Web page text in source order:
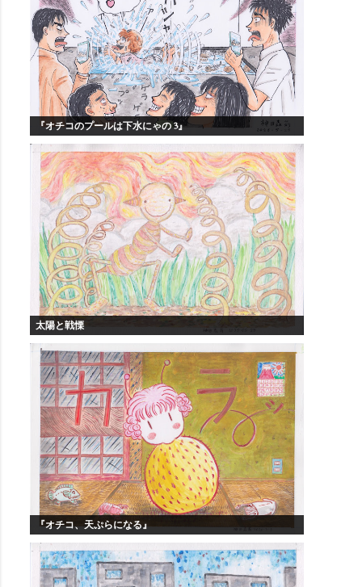
『オチコのプールは下水にゃの 3』
太陽と戦慄
『オチコ、天ぷらになる』